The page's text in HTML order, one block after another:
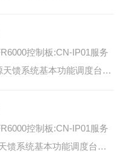
数据上传功能。而GPS定
控制板:CN-IP01服务
馈系统基本功能调度台录
上传功能。而GPS定位功
控制板:CN-IP01服务
馈系统基本功能调度台录